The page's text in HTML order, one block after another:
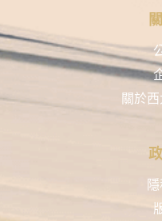
關於